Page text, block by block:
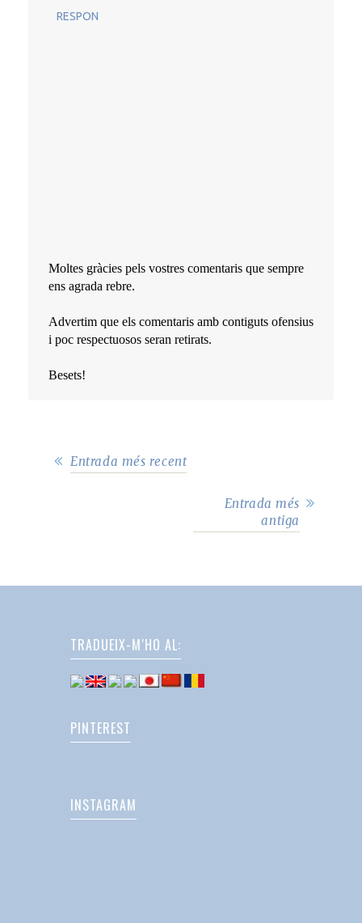
RESPON
Moltes gràcies pels vostres comentaris que sempre
ens agrada rebre.
Advertim que els comentaris amb contiguts ofensius
i poc respectuosos seran retirats.
Besets!
Entrada més recent
Entrada més
antiga
TRADUEIX-M'HO AL:
PINTEREST
INSTAGRAM